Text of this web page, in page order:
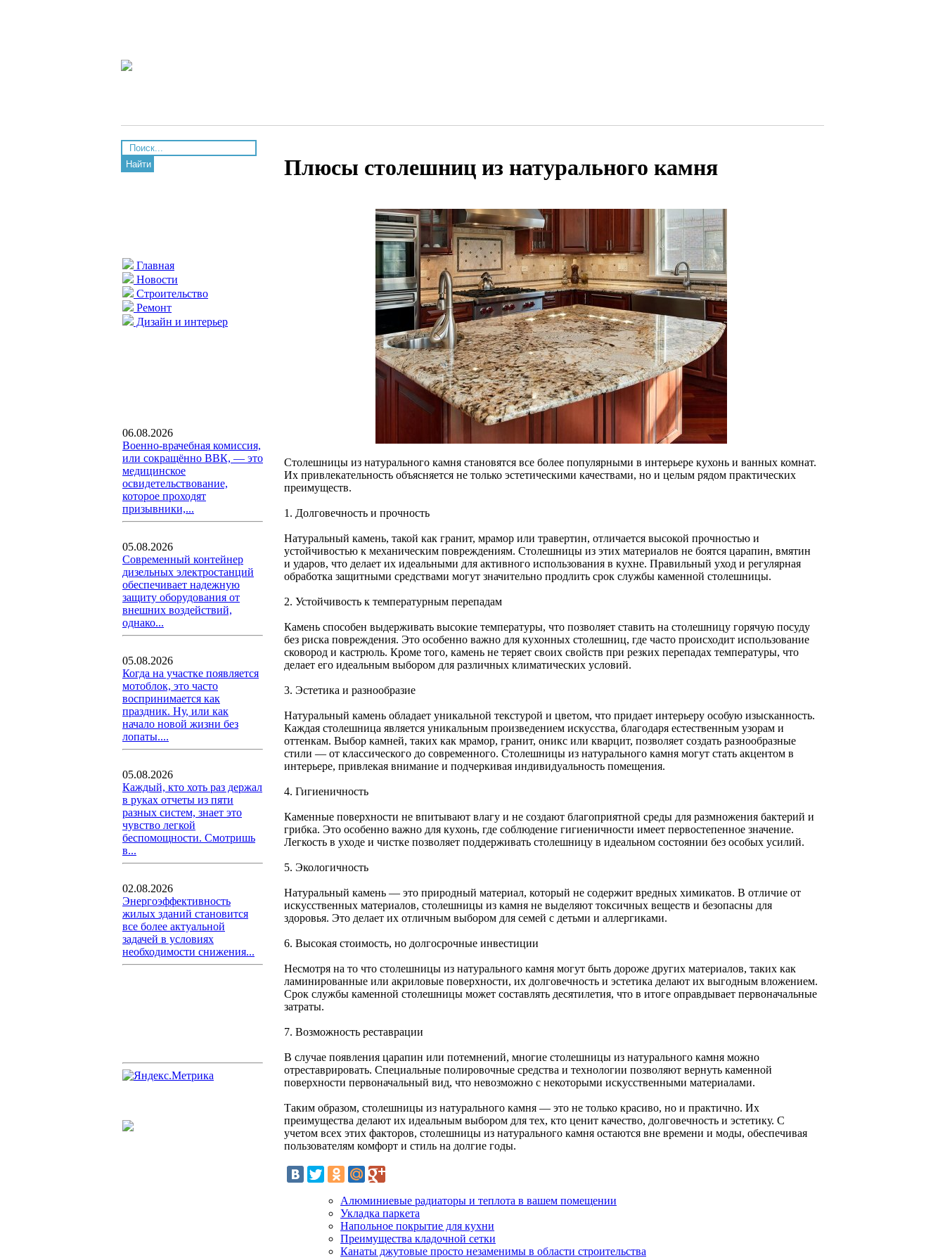
Найти
Главная
Новости
Строительство
Ремонт
Дизайн и интерьер
06.08.2026
Военно-врачебная комиссия,
или сокращённо ВВК, — это
медицинское
освидетельствование,
которое проходят
призывники,...
05.08.2026
Современный контейнер
дизельных электростанций
обеспечивает надежную
защиту оборудования от
внешних воздействий,
однако...
05.08.2026
Когда на участке появляется
мотоблок, это часто
воспринимается как
праздник. Ну, или как
начало новой жизни без
лопаты....
05.08.2026
Каждый, кто хоть раз держал
в руках отчеты из пяти
разных систем, знает это
чувство легкой
беспомощности. Смотришь
в...
02.08.2026
Энергоэффективность
жилых зданий становится
все более актуальной
задачей в условиях
необходимости снижения...
Плюсы столешниц из натурального камня
Столешницы из натурального камня становятся все более популярными в интерьере кухонь и ванных комнат.
Их привлекательность объясняется не только эстетическими качествами, но и целым рядом практических
преимуществ.
1. Долговечность и прочность
Натуральный камень, такой как гранит, мрамор или травертин, отличается высокой прочностью и
устойчивостью к механическим повреждениям. Столешницы из этих материалов не боятся царапин, вмятин
и ударов, что делает их идеальными для активного использования в кухне. Правильный уход и регулярная
обработка защитными средствами могут значительно продлить срок службы каменной столешницы.
2. Устойчивость к температурным перепадам
Камень способен выдерживать высокие температуры, что позволяет ставить на столешницу горячую посуду
без риска повреждения. Это особенно важно для кухонных столешниц, где часто происходит использование
сковород и кастрюль. Кроме того, камень не теряет своих свойств при резких перепадах температуры, что
делает его идеальным выбором для различных климатических условий.
3. Эстетика и разнообразие
Натуральный камень обладает уникальной текстурой и цветом, что придает интерьеру особую изысканность.
Каждая столешница является уникальным произведением искусства, благодаря естественным узорам и
оттенкам. Выбор камней, таких как мрамор, гранит, оникс или кварцит, позволяет создать разнообразные
стили — от классического до современного. Столешницы из натурального камня могут стать акцентом в
интерьере, привлекая внимание и подчеркивая индивидуальность помещения.
4. Гигиеничность
Каменные поверхности не впитывают влагу и не создают благоприятной среды для размножения бактерий и
грибка. Это особенно важно для кухонь, где соблюдение гигиеничности имеет первостепенное значение.
Легкость в уходе и чистке позволяет поддерживать столешницу в идеальном состоянии без особых усилий.
5. Экологичность
Натуральный камень — это природный материал, который не содержит вредных химикатов. В отличие от
искусственных материалов, столешницы из камня не выделяют токсичных веществ и безопасны для
здоровья. Это делает их отличным выбором для семей с детьми и аллергиками.
6. Высокая стоимость, но долгосрочные инвестиции
Несмотря на то что столешницы из натурального камня могут быть дороже других материалов, таких как
ламинированные или акриловые поверхности, их долговечность и эстетика делают их выгодным вложением.
Срок службы каменной столешницы может составлять десятилетия, что в итоге оправдывает первоначальные
затраты.
7. Возможность реставрации
В случае появления царапин или потемнений, многие столешницы из натурального камня можно
отреставрировать. Специальные полировочные средства и технологии позволяют вернуть каменной
поверхности первоначальный вид, что невозможно с некоторыми искусственными материалами.
Таким образом, столешницы из натурального камня — это не только красиво, но и практично. Их
преимущества делают их идеальным выбором для тех, кто ценит качество, долговечность и эстетику. С
учетом всех этих факторов, столешницы из натурального камня остаются вне времени и моды, обеспечивая
пользователям комфорт и стиль на долгие годы.
Алюминиевые радиаторы и теплота в вашем помещении
Укладка паркета
Напольное покрытие для кухни
Преимущества кладочной сетки
Канаты джутовые просто незаменимы в области строительства